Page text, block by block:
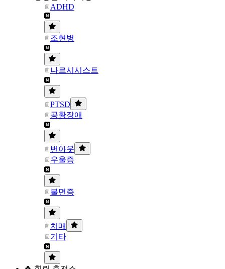
ADHD
조현병
나르시시스트
PTSD
공황장애
번아웃
우울증
불면증
치매
기타